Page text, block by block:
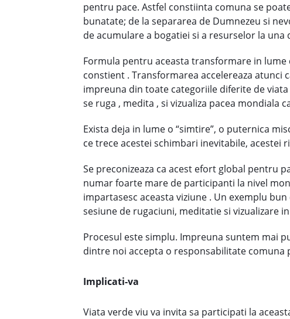
pentru pace. Astfel constiinta comuna se
bunatate; de la separarea de Dumnezeu si
de acumulare a bogatiei si a resurselor la una
Formula pentru aceasta transformare in lume
constient . Transformarea accelereaza atunci
impreuna din toate categoriile diferite de
se ruga , medita , si vizualiza pacea mondiala
Exista deja in lume o “simtire”, o puternica
ce trece acestei schimbari inevitabile, acestei
Se preconizeaza ca acest efort global pentru
numar foarte mare de participanti la nivel
impartasesc aceasta viziune . Un exemplu
sesiune de rugaciuni, meditatie si vizualizare
Procesul este simplu. Impreuna suntem mai
dintre noi accepta o responsabilitate comuna
Implicati-va
Viata verde viu va invita sa participati la